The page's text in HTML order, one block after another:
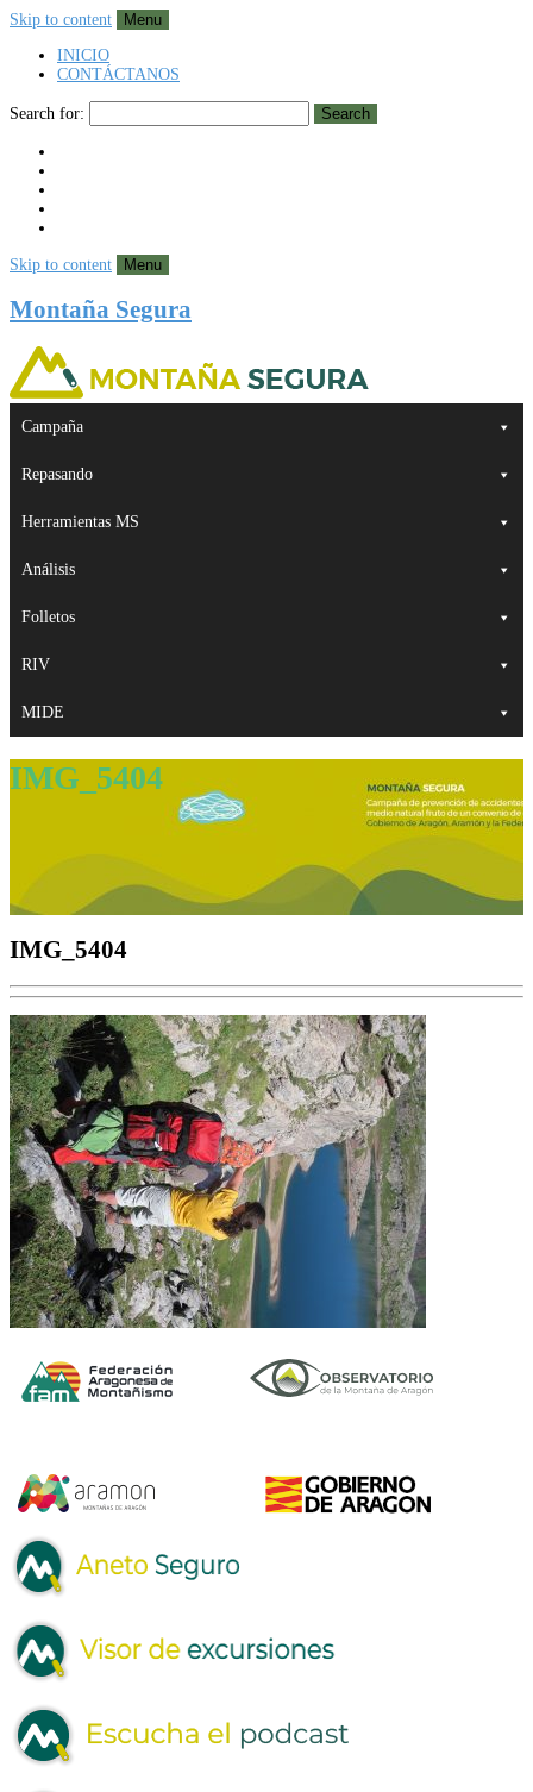
Skip to content
Menu
INICIO
CONTÁCTANOS
Search for: Search
Skip to content Menu
Montaña Segura
Campaña
Repasando
Herramientas MS
Análisis
Folletos
RIV
MIDE
IMG_5404
IMG_5404